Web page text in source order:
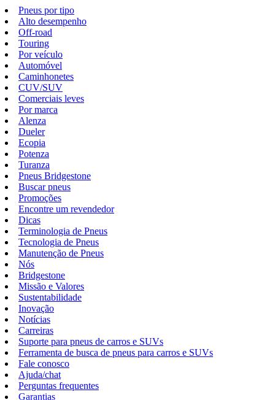
Pneus por tipo
Alto desempenho
Off-road
Touring
Por veículo
Automóvel
Caminhonetes
CUV/SUV
Comerciais leves
Por marca
Alenza
Dueler
Ecopia
Potenza
Turanza
Pneus Bridgestone
Buscar pneus
Promoções
Encontre um revendedor
Dicas
Terminologia de Pneus
Tecnologia de Pneus
Manutenção de Pneus
Nós
Bridgestone
Missão e Valores
Sustentabilidade
Inovação
Notícias
Carreiras
Suporte para pneus de carros e SUVs
Ferramenta de busca de pneus para carros e SUVs
Fale conosco
Ajuda/chat
Perguntas frequentes
Garantias